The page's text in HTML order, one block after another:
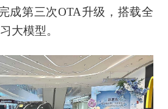
成第三次OTA升级，搭载全
大模型。